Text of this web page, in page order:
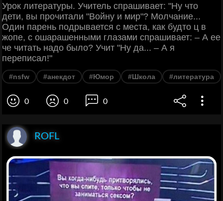
Урок литературы. Учитель спрашивает: "Ну что
дети, вы прочитали "Войну и мир"? Молчание...
Один парень подрывается с места, как будто ц в
жопе, с ошарашенными глазами спрашивает: – А ее
че читать надо было? Учит "Ну да... – А я
переписал!"
#nsfw #анекдот #Юмор #Школа #литература
0 0 0
ROFL